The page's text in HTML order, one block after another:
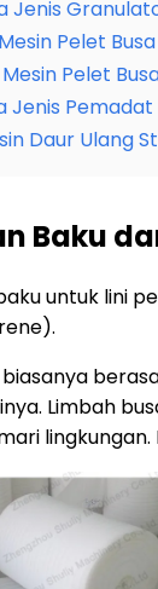
Jenis
Mesin Pelet Busa
Mesin Pelet
Jenis Pemadat
Daur Ulang
Baku
untuk lini
biasanya
Limbah